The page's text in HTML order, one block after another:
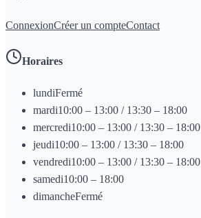
ConnexionCréer un compteContact
Horaires
lundiFermé
mardi10:00 – 13:00 / 13:30 – 18:00
mercredi10:00 – 13:00 / 13:30 – 18:00
jeudi10:00 – 13:00 / 13:30 – 18:00
vendredi10:00 – 13:00 / 13:30 – 18:00
samedi10:00 – 18:00
dimancheFermé